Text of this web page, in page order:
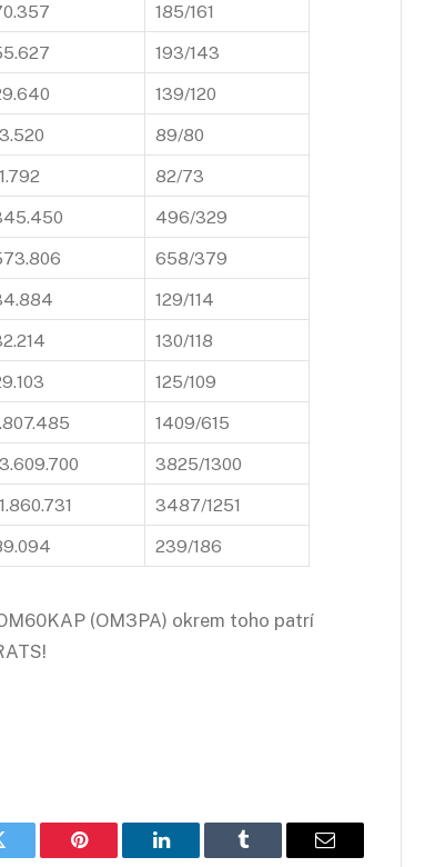
185/161
193/143
139/120
89/80
82/73
496/329
658/379
129/114
130/118
125/109
1409/615
3825/1300
3487/1251
239/186
(OM3PA) okrem toho patrí
Pinterest LinkedIn Tumblr Email